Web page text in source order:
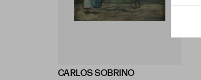
CARLOS SOBRINO